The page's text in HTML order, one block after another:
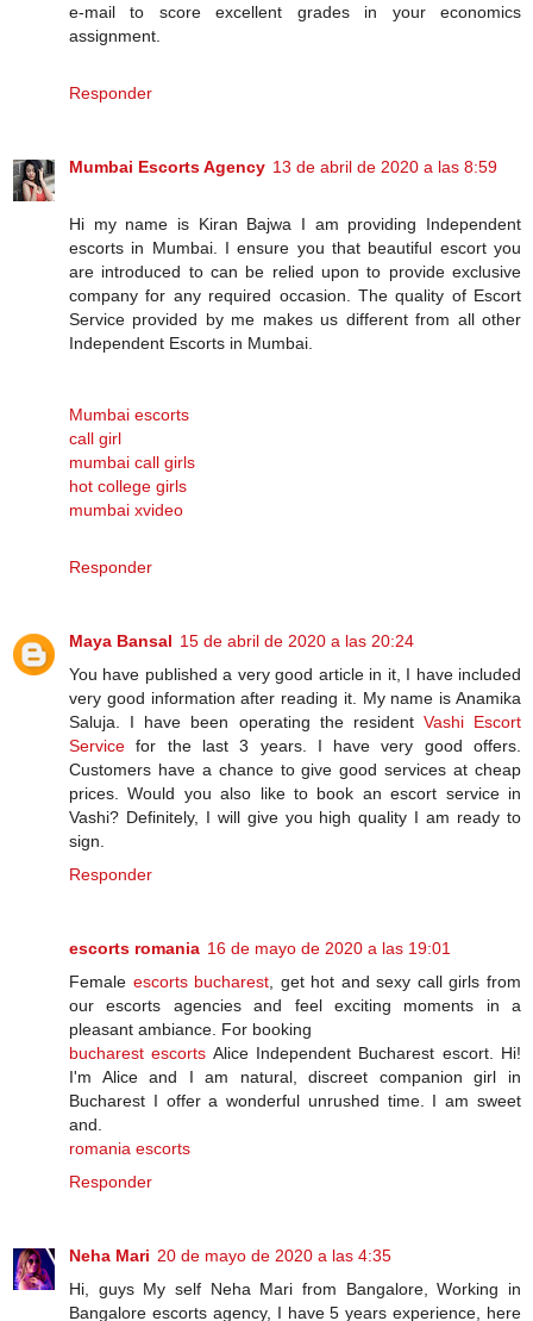
e-mail to score excellent grades in your economics
assignment.
Responder
Mumbai Escorts Agency 13 de abril de 2020 a las 8:59
Hi my name is Kiran Bajwa I am providing Independent
escorts in Mumbai. I ensure you that beautiful escort you
are introduced to can be relied upon to provide exclusive
company for any required occasion. The quality of Escort
Service provided by me makes us different from all other
Independent Escorts in Mumbai.
Mumbai escorts
call girl
mumbai call girls
hot college girls
mumbai xvideo
Responder
Maya Bansal 15 de abril de 2020 a las 20:24
You have published a very good article in it, I have included
very good information after reading it. My name is Anamika
Saluja. I have been operating the resident Vashi Escort
Service for the last 3 years. I have very good offers.
Customers have a chance to give good services at cheap
prices. Would you also like to book an escort service in
Vashi? Definitely, I will give you high quality I am ready to
sign.
Responder
escorts romania 16 de mayo de 2020 a las 19:01
Female escorts bucharest , get hot and sexy call girls from
our escorts agencies and feel exciting moments in a
pleasant ambiance. For booking
bucharest escorts Alice Independent Bucharest escort. Hi!
I'm Alice and I am natural, discreet companion girl in
Bucharest I offer a wonderful unrushed time. I am sweet
and.
romania escorts
Responder
Neha Mari 20 de mayo de 2020 a las 4:35
Hi, guys My self Neha Mari from Bangalore, Working in
Bangalore escorts agency, I have 5 years experience, here